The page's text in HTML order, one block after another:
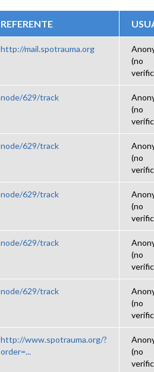
REFERENTE
http://mail.spotrauma.org
(no
node/629/track
(no
node/629/track
(no
node/629/track
(no
node/629/track
(no
node/629/track
(no
http://www.spotrauma.org/?
order=...
(no